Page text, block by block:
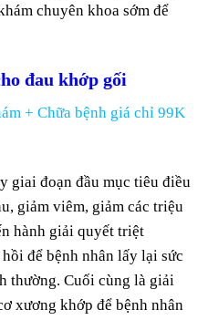
chuyên khoa sớm để
đau khớp gối
+ Chữa bệnh giá chỉ 99K
giai đoạn đầu mục tiêu điều
giảm viêm, giảm các triệu
hành giải quyết triệt
để bệnh nhân lấy lại sức
thường. Cuối cùng là giải
xương khớp để bệnh nhân